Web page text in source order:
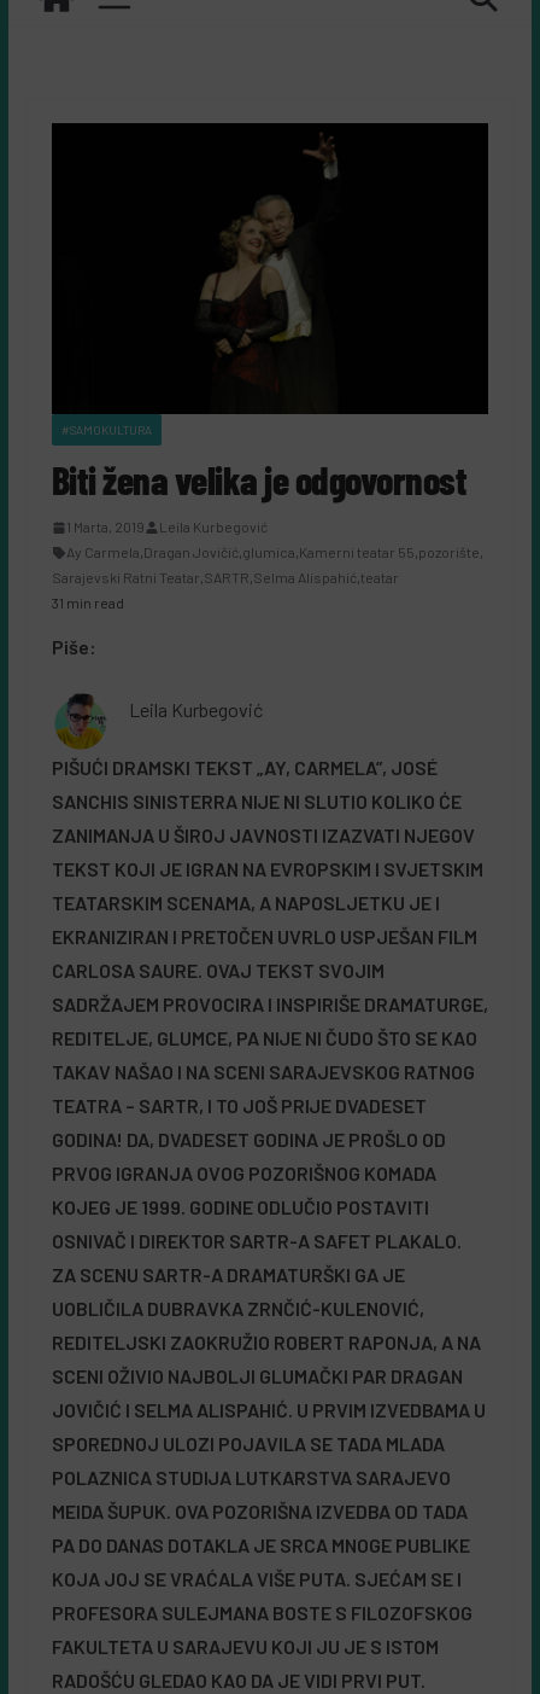
#SAMOKULTURA
Biti žena velika je odgovornost
1 Marta, 2019
Leila Kurbegović
Ay Carmela,Dragan Jovičić,glumica,Kamerni teatar 55,pozorište,
Sarajevski Ratni Teatar,SARTR,Selma Alispahić,teatar
31 min read
Piše:
Leila Kurbegović
PIŠUĆI DRAMSKI TEKST „AY, CARMELA”, JOSÉ
SANCHIS SINISTERRA NIJE Nl SLUTIO KOLIKO ĆE
ZANIMANJA U ŠIROJ JAVNOSTI IZAZVATI NJEGOV
TEKST KOJI JE IGRAN NA EVROPSKIM I SVJETSKlM
TEATARSKIM SCENAMA, A NAPOSLJETKU JE I
EKRANIZIRAN I PRETOČEN UVRLO USPJEŠAN FILM
CARLOSA SAURE. OVAJ TEKST SVOJIM
SADRŽAJEM PROVOCIRA I INSPIRIŠE DRAMATURGE,
REDITELJE, GLUMCE, PA NIJE Nl ČUDO ŠTO SE KAO
TAKAV NAŠAO I NA SCENI SARAJEVSKOG RATNOG
TEATRA – SARTR, I TO JOŠ PRIJE DVADESET
GODINA! DA, DVADESET GODINA JE PROŠLO OD
PRVOG IGRANJA OVOG POZORIŠNOG KOMADA
KOJEG JE 1999. GODINE ODLUČIO POSTAVITI
OSNIVAČ I DIREKTOR SARTR-A SAFET PLAKALO.
ZA SCENU SARTR-A DRAMATURŠKI GA JE
UOBLIČILA DUBRAVKA ZRNČIĆ-KULENOVIĆ,
REDITELJSKI ZAOKRUŽIO ROBERT RAPONJA, A NA
SCENI OŽIVIO NAJBOLJI GLUMAČKI PAR DRAGAN
JOVIČIĆ I SELMA ALISPAHIĆ. U PRVIM IZVEDBAMA U
SPOREDNOJ ULOZI POJAVILA SE TADA MLADA
POLAZNICA STUDIJA LUTKARSTVA SARAJEVO
MEIDA ŠUPUK. OVA POZORIŠNA IZVEDBA OD TADA
PA DO DANAS DOTAKLA JE SRCA MNOGE PUBLIKE
KOJA JOJ SE VRAĆALA VIŠE PUTA. SJEĆAM SE I
PROFESORA SULEJMANA BOSTE S FILOZOFSKOG
FAKULTETA U SARAJEVU KOJI JU JE S ISTOM
RADOŠĆU GLEDAO KAO DA JE VIDI PRVI PUT.